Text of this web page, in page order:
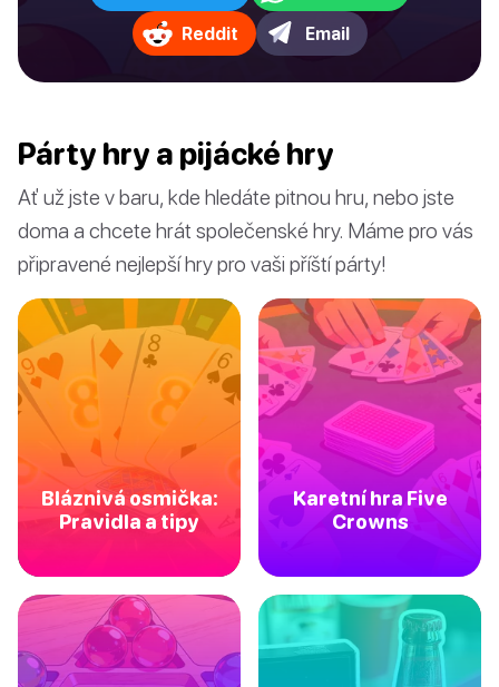
Reddit Email
Párty hry a pijácké hry
Ať už jste v baru, kde hledáte pitnou hru, nebo jste
doma a chcete hrát společenské hry. Máme pro vás
připravené nejlepší hry pro vaši příští párty!
Bláznivá osmička:
Pravidla a tipy
Karetní hra Five
Crowns